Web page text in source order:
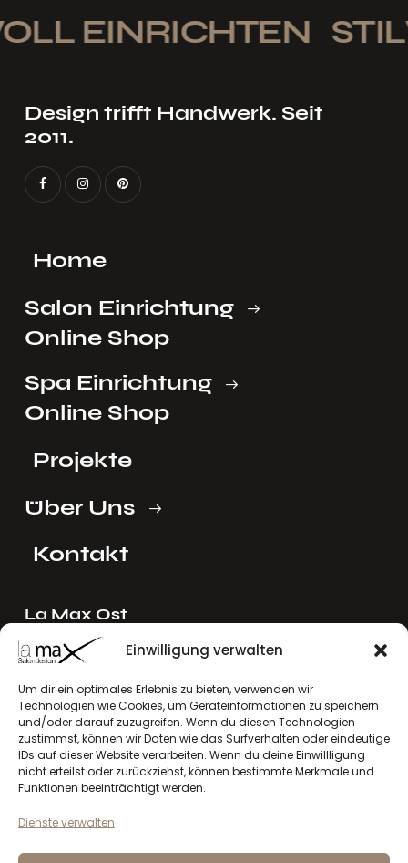
Einwilligung verwalten
Um dir ein optimales Erlebnis zu bieten, verwenden wir
Technologien wie Cookies, um Geräteinformationen zu speichern
und/oder darauf zuzugreifen. Wenn du diesen Technologien
zustimmst, können wir Daten wie das Surfverhalten oder eindeutige
IDs auf dieser Website verarbeiten. Wenn du deine Einwillligung
nicht erteilst oder zurückziehst, können bestimmte Merkmale und
Funktionen beeinträchtigt werden.
Dienste verwalten
EINRICHTEN
Design trifft Handwerk. Seit
2011.
Home
Salon Einrichtung
Online Shop
Spa Einrichtung
Online Shop
Projekte
Über Uns
Kontakt
La Max Ost
Ing. Reinhard Mayer e.U.
Stadlgasse 4
2122 Riedenthal, Austria
E-Mail:mayer[at]lamax.at
+436643432630
La Max West
Andreas Larcher e.U.
6410 Telfs, Austria